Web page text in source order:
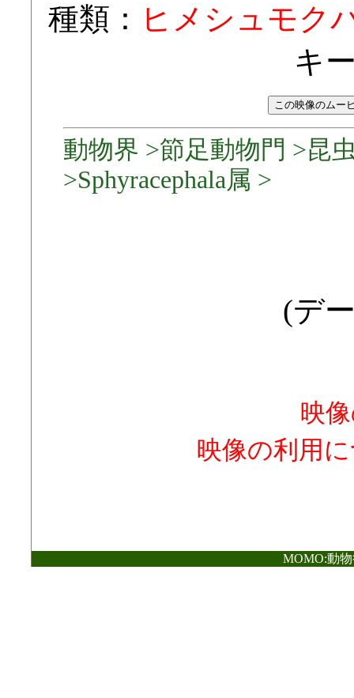
種類： ヒメシュモク
キ
動物界 >節足動物門 >昆
>Sphyracephala属 >
(デ
映
映像の利用
MOMO:動